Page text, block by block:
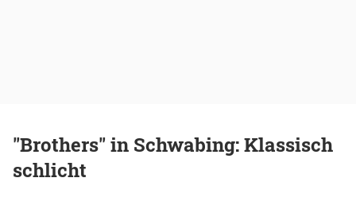
"Brothers" in Schwabing: Klassisch
schlicht